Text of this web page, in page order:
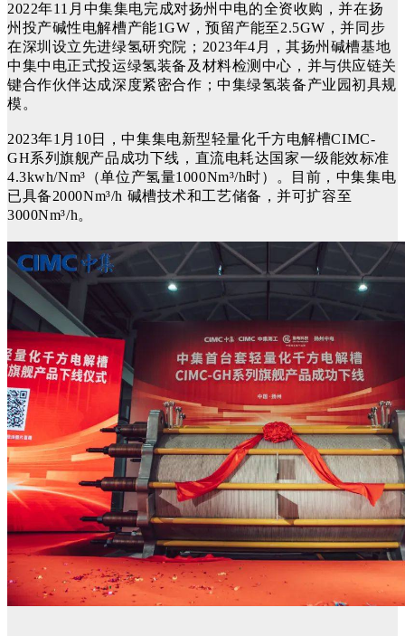
2022年11月 中集集电完成对扬州中电的全资收购，并在扬
州投产碱性电解槽产能1GW，预留产能至2.5GW，并同步
在深圳设立先进绿氢研究院；2023年4月，其扬州碱槽基地
中集中电正式投运绿氢装备及材料检测中心，并与供应链关
键合作伙伴达成深度紧密合作；中集绿氢装备产业园初具规
模。
2023年1月10日，中集集电新型轻量化千方电解槽CIMC-
GH系列旗舰产品成功下线，直流电耗达国家一级能效标准
4.3kwh/Nm³（单位产氢量1000Nm³/h时）。目前，中集集电
已具备2000Nm³/h 碱槽技术和工艺储备，并可扩容至
3000Nm³/h。